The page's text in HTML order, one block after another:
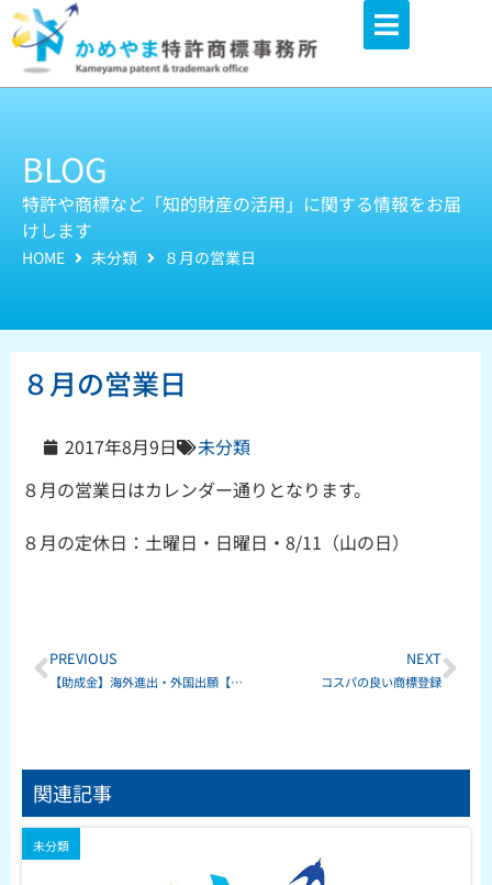
内
容
BLOG
特許や商標など「知的財産の活用」に関する情報をお届
けします
HOME 未分類 ８月の営業日
８月の営業日
2017年8月9日
未分類
８月の営業日はカレンダー通りとなります。
８月の定休日：土曜日・日曜日・8/11（山の日）
PREVIOUS
【助成金】海外進出・外国出願【Ｈ２９年度】
NEXT
コスパの良い商標登録
関連記事
未分類